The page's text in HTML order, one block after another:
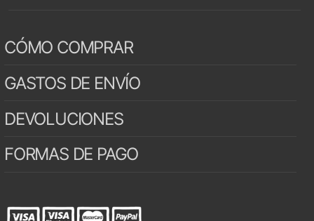
CÓMO COMPRAR
GASTOS DE ENVÍO
DEVOLUCIONES
FORMAS DE PAGO